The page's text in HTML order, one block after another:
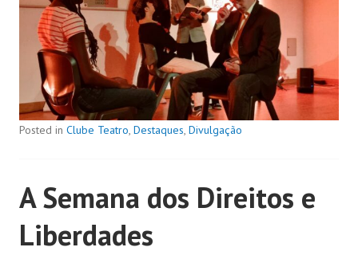
Posted in Clube Teatro, Destaques, Divulgação
A Semana dos Direitos e
Liberdades